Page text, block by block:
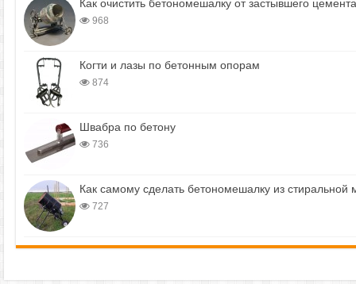
Как очистить бетономешалку от застывшего
968
Когти и лазы по бетонным опорам
874
Швабра по бетону
736
Как самому сделать бетономешалку из
727